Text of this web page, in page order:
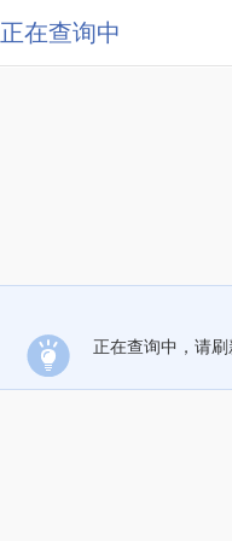
正在查询中
正在查询中，请